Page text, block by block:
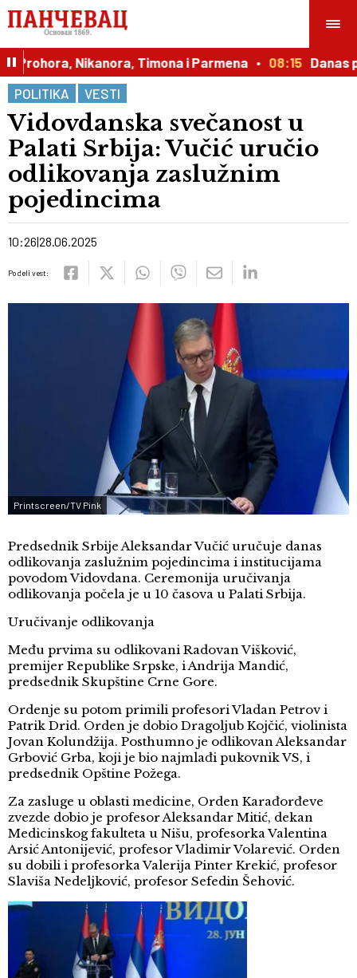
Nikanora, Timona i Parmena 08:15 Danas
POLITIKA
VESTI
Vidovdanska svečanost u
Palati Srbija: Vučić uručio
odlikovanja zaslužnim
pojedincima
10:26 28.06.2025
Podeli vest:
Printscreen/TV Pink
Predsednik Srbije Aleksandar Vučić uručuje danas
odlikovanja zaslužnim pojedincima i institucijama
povodom Vidovdana. Ceremonija uručivanja
odlikovanja počela je u 10 časova u Palati Srbija.
Uručivanje odlikovanja
Među prvima su odlikovani Radovan Višković,
premijer Republike Srpske, i Andrija Mandić,
predsednik Skupštine Crne Gore.
Ordenje su potom primili profesori Vladan Petrov i
Patrik Drid. Orden je dobio Dragoljub Kojčić, violinista
Jovan Kolundžija. Posthumno je odlikovan Aleksandar
Grbović Grba, koji je bio najmlađi pukovnik VS, i
predsednik Opštine Požega.
Za zasluge u oblasti medicine, Orden Karađorđeve
zvezde dobio je profesor Aleksandar Mitić, dekan
Medicinskog fakulteta u Nišu, profesorka Valentina
Arsić Antonijević, profesor Vladimir Volarević. Orden
su dobili i profesorka Valerija Pinter Krekić, profesor
Slaviša Nedeljković, profesor Sefedin Šehović.